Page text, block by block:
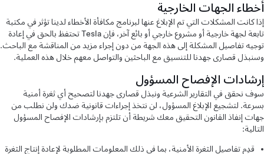
أخطاء الجهات الخارجية
إذا كانت المشكلات التي تم الإبلاغ عنها لبرنامج مكافأة الأخطاء لدينا تؤثر في مكتبة
تابعة لجهة خارجية أو مشروع خارجي أو بائع آخر، فإن Tesla تحتفظ بالحق في إعادة
توجيه تفاصيل المشكلة إلى هذه الجهة من دون إجراء مزيد من المناقشة مع الباحث.
وسنبذل قصارى جهدنا للتنسيق مع الباحثين والتواصل معهم خلال هذه العملية.
إرشادات الإفصاح المسؤول
سوف نحقق في التقارير الشرعية ونبذل قصارى جهدنا لتصحيح أي ثغرة أمنية
بسرعة. لتشجيع الإبلاغ المسؤول، لن نتخذ إجراءات قانونية ضدك ولن نطلب من
جهات إنفاذ القانون التحقيق معك شريطة أن تلتزم بإرشادات الإفصاح المسؤول
التالية:
قدِم تفاصيل الثغرة الأمنية، بما في ذلك المعلومات المطلوبة لإعادة إنتاج الثغرة